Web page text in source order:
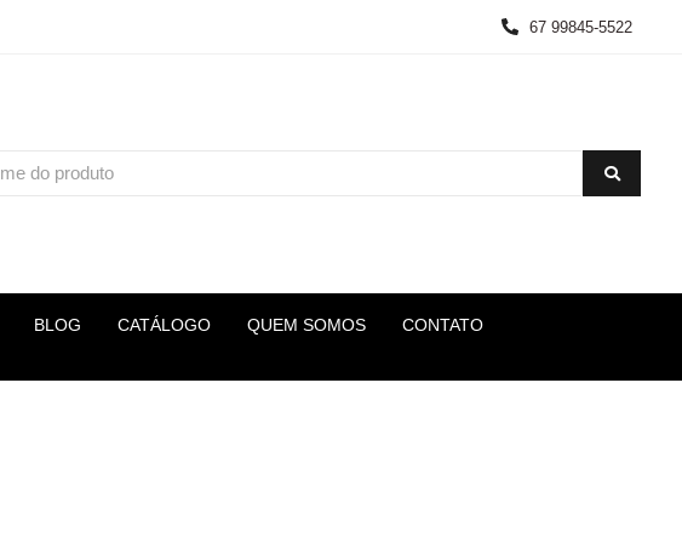
67 99845-5522
BLOG CATÁLOGO QUEM SOMOS CONTATO